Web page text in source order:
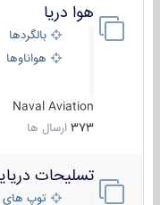
هوا دریا
بالگردها
هواناوها
Naval Aviation
373 ارسال ها
تسلیحات دریایی
توپ های